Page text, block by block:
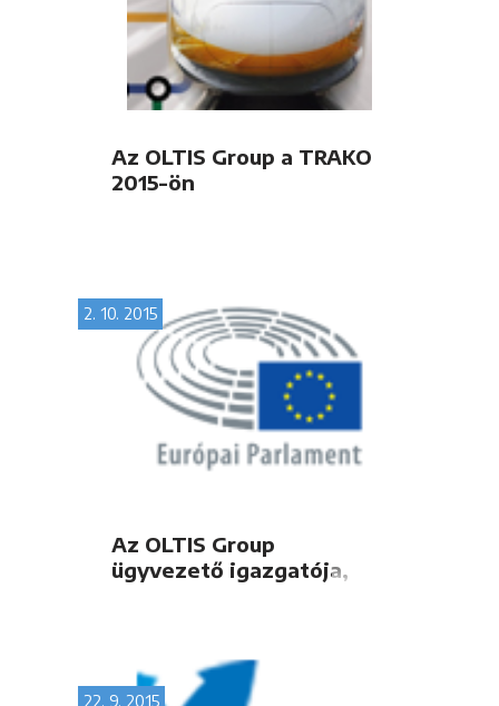
Az OLTIS Group a TRAKO
2015-ön
2. 10. 2015
Az OLTIS Group
ügyvezető igazgatója,
panelvitájában
22. 9. 2015